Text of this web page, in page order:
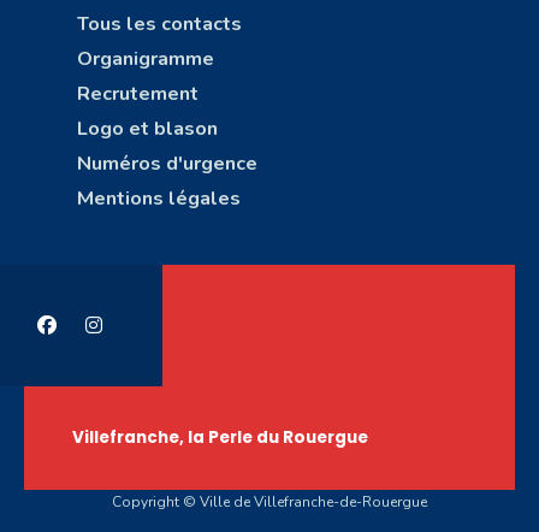
Tous les contacts
Organigramme
Recrutement
Logo et blason
Numéros d'urgence
Mentions légales
Villefranche, la Perle du Rouergue
Copyright © Ville de Villefranche-de-Rouergue